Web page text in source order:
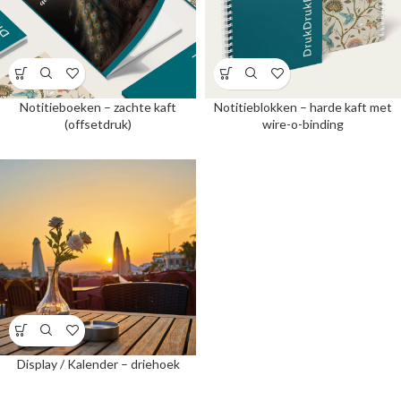
Notitieboeken – zachte kaft
(offsetdruk)
Notitieblokken – harde kaft met
wire-o-binding
Display / Kalender – driehoek